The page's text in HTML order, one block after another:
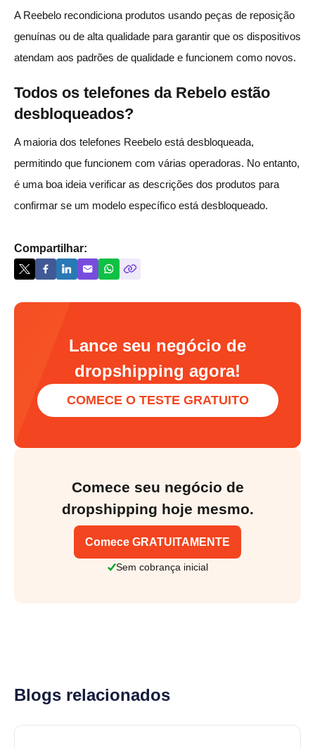
A Reebelo recondiciona produtos usando peças de reposição
genuínas ou de alta qualidade para garantir que os dispositivos
atendam aos padrões de qualidade e funcionem como novos.
Todos os telefones da Rebelo estão
desbloqueados?
A maioria dos telefones Reebelo está desbloqueada,
permitindo que funcionem com várias operadoras. No entanto,
é uma boa ideia verificar as descrições dos produtos para
confirmar se um modelo específico está desbloqueado.
Compartilhar:
Lance seu negócio de
dropshipping agora!
COMECE O TESTE GRATUITO
Comece seu negócio de
dropshipping hoje mesmo.
Comece GRATUITAMENTE
Sem cobrança inicial
Blogs relacionados